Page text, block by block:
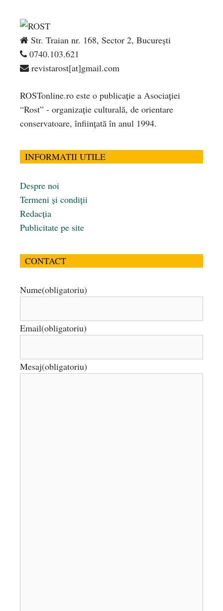
Str. Traian nr. 168, Sector 2, București
0740.103.621
revistarost[at]gmail.com
ROSTonline.ro este o publicaţie a Asociaţiei
“Rost” - organizaţie culturală, de orientare
conservatoare, înfiinţată în anul 1994.
INFORMATII UTILE
Despre noi
Termeni și condiții
Redacția
Publicitate pe site
CONTACT
Nume(obligatoriu)
Email(obligatoriu)
Mesaj(obligatoriu)